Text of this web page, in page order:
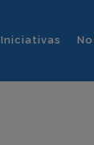
Iniciativas